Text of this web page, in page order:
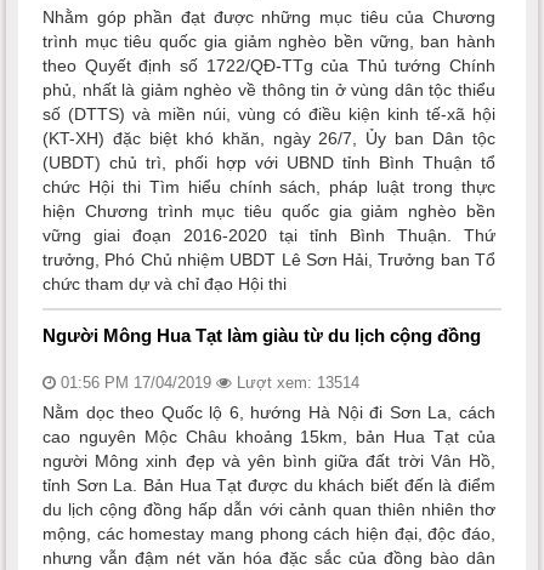
Nhằm góp phần đạt được những mục tiêu của Chương
trình mục tiêu quốc gia giảm nghèo bền vững, ban hành
theo Quyết định số 1722/QĐ-TTg của Thủ tướng Chính
phủ, nhất là giảm nghèo về thông tin ở vùng dân tộc thiểu
số (DTTS) và miền núi, vùng có điều kiện kinh tế-xã hội
(KT-XH) đặc biệt khó khăn, ngày 26/7, Ủy ban Dân tộc
(UBDT) chủ trì, phối hợp với UBND tỉnh Bình Thuận tổ
chức Hội thi Tìm hiểu chính sách, pháp luật trong thực
hiện Chương trình mục tiêu quốc gia giảm nghèo bền
vững giai đoạn 2016-2020 tại tỉnh Bình Thuận. Thứ
trưởng, Phó Chủ nhiệm UBDT Lê Sơn Hải, Trưởng ban Tổ
chức tham dự và chỉ đạo Hội thi
Người Mông Hua Tạt làm giàu từ du lịch cộng đồng
01:56 PM 17/04/2019 Lượt xem: 13514
Nằm dọc theo Quốc lộ 6, hướng Hà Nội đi Sơn La, cách
cao nguyên Mộc Châu khoảng 15km, bản Hua Tạt của
người Mông xinh đẹp và yên bình giữa đất trời Vân Hồ,
tỉnh Sơn La. Bản Hua Tạt được du khách biết đến là điểm
du lịch cộng đồng hấp dẫn với cảnh quan thiên nhiên thơ
mộng, các homestay mang phong cách hiện đại, độc đáo,
nhưng vẫn đậm nét văn hóa đặc sắc của đồng bào dân